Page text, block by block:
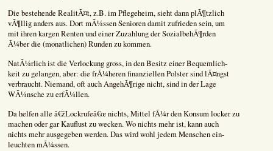
Die bestehende RealitÃ¤t, z.B. im Pflegeheim, sieht dann plÃ¶tzlich
vÃ¶llig anders aus. Dort mÃ¼ssen Senioren damit zufrieden sein, um
mit ihren kargen Renten und einer Zuzahlung der SozialbehÃ¶rden
Ã¼ber die (monatlichen) Runden zu kommen.
NatÃ¼rlich ist die Verlockung gross, in den Besitz einer Bequemlich-
keit zu gelangen, aber: die frÃ¼heren finanziellen Polster sind lÃ¤ngst
verbraucht. Niemand, oft auch AngehÃ¶rige nicht, sind in der Lage
WÃ¼nsche zu erfÃ¼llen.
Da helfen alle â€žLockrufeâ€œ nichts, Mittel fÃ¼r den Konsum locker zu
machen oder gar Kauflust zu wecken. Wo nichts mehr ist, kann auch
nichts mehr ausgegeben werden. Das wird wohl jedem Menschen ein-
leuchten mÃ¼ssen.